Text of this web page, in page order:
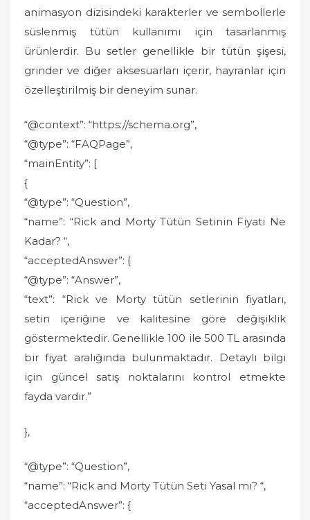
animasyon dizisindeki karakterler ve sembollerle
süslenmiş tütün kullanımı için tasarlanmış
ürünlerdir. Bu setler genellikle bir tütün şişesi,
grinder ve diğer aksesuarları içerir, hayranlar için
özelleştirilmiş bir deneyim sunar.
“@context”: “https://schema.org”,
“@type”: “FAQPage”,
“mainEntity”: [
{
“@type”: “Question”,
“name”: “Rick and Morty Tütün Setinin Fiyatı Ne
Kadar? “,
“acceptedAnswer”: {
“@type”: “Answer”,
“text”: “Rick ve Morty tütün setlerinin fiyatları,
setin içeriğine ve kalitesine göre değişiklik
göstermektedir. Genellikle 100 ile 500 TL arasında
bir fiyat aralığında bulunmaktadır. Detaylı bilgi
için güncel satış noktalarını kontrol etmekte
fayda vardır.”
},
“@type”: “Question”,
“name”: “Rick and Morty Tütün Seti Yasal mı? “,
“acceptedAnswer”: {